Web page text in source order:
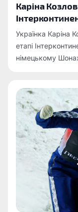
Каріна
Українка Каріна
етапі
німецькому